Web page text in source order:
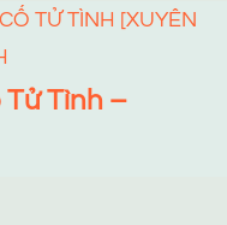
TỬ TÌNH [XUYÊN
Tử Tình –